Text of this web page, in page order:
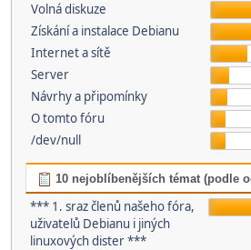
Volná diskuze
Získání a instalace Debianu
Internet a sítě
Server
Návrhy a připomínky
O tomto fóru
/dev/null
10 nejoblíbenějších témat (podle
*** 1. sraz členů našeho fóra,
uživatelů Debianu i jiných
linuxových dister ***